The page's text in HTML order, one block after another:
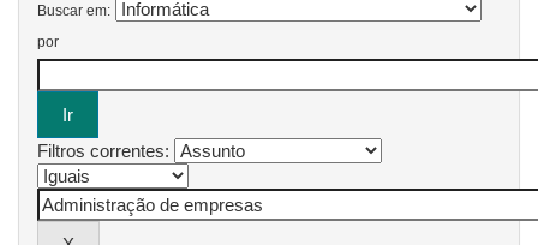
Buscar em:
por
Filtros correntes: